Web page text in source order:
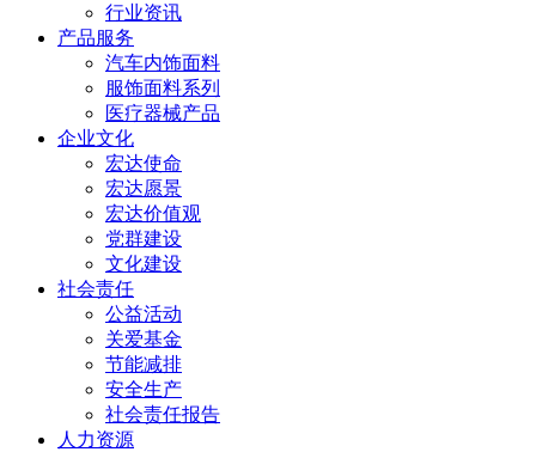
行业资讯
产品服务
汽车内饰面料
服饰面料系列
医疗器械产品
企业文化
宏达使命
宏达愿景
宏达价值观
党群建设
文化建设
社会责任
公益活动
关爱基金
节能减排
安全生产
社会责任报告
人力资源